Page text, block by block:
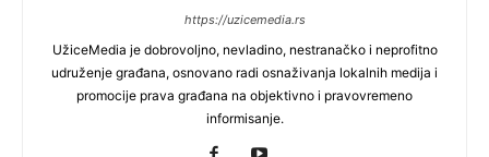
https://uzicemedia.rs
UžiceMedia je dobrovoljno, nevladino, nestranačko i neprofitno
udruženje građana, osnovano radi osnaživanja lokalnih medija i
promocije prava građana na objektivno i pravovremeno
informisanje.